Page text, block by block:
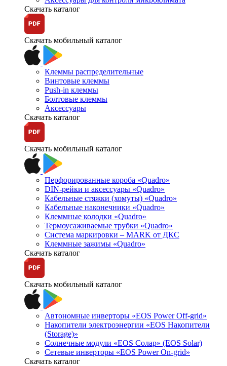
Скачать каталог
Скачать мобильный каталог
Клеммы распределительные
Винтовые клеммы
Push-in клеммы
Болтовые клеммы
Аксессуары
Скачать каталог
Скачать мобильный каталог
Перфорированные короба «Quadro»
DIN-рейки и аксессуары «Quadro»
Кабельные стяжки (хомуты) «Quadro»
Кабельные наконечники «Quadro»
Клеммные колодки «Quadro»
Термоусаживаемые трубки «Quadro»
Система маркировки – MARK от ДКС
Клеммные зажимы «Quadro»
Скачать каталог
Скачать мобильный каталог
Автономные инверторы «EOS Power Off-grid»
Накопители электроэнергии «EOS Накопители
(Storage)»
Солнечные модули «EOS Солар» (EOS Solar)
Сетевые инверторы «EOS Power On-grid»
Скачать каталог